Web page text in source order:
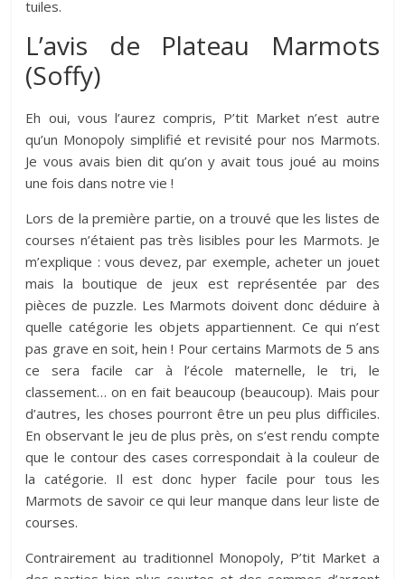
tuiles.
L’avis de Plateau Marmots
(Soffy)
Eh oui, vous l’aurez compris, P’tit Market n’est autre
qu’un Monopoly simplifié et revisité pour nos Marmots.
Je vous avais bien dit qu’on y avait tous joué au moins
une fois dans notre vie !
Lors de la première partie, on a trouvé que les listes de
courses n’étaient pas très lisibles pour les Marmots. Je
m’explique : vous devez, par exemple, acheter un jouet
mais la boutique de jeux est représentée par des
pièces de puzzle. Les Marmots doivent donc déduire à
quelle catégorie les objets appartiennent. Ce qui n’est
pas grave en soit, hein ! Pour certains Marmots de 5 ans
ce sera facile car à l’école maternelle, le tri, le
classement… on en fait beaucoup (beaucoup). Mais pour
d’autres, les choses pourront être un peu plus difficiles.
En observant le jeu de plus près, on s’est rendu compte
que le contour des cases correspondait à la couleur de
la catégorie. Il est donc hyper facile pour tous les
Marmots de savoir ce qui leur manque dans leur liste de
courses.
Contrairement au traditionnel Monopoly, P’tit Market a